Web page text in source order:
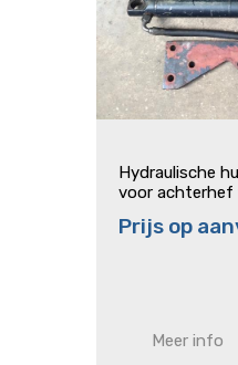
Hydraulische
voor achterhef
Agroprima
Prijs op
Meer info